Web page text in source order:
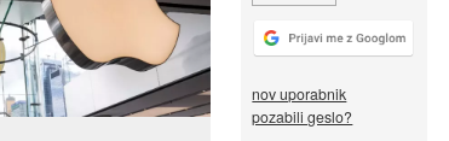
nov uporabnik
pozabili geslo?